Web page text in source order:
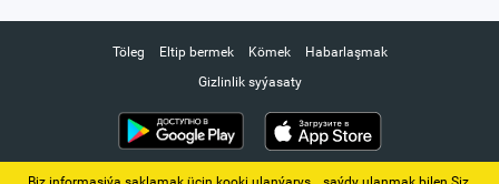
Töleg Eltip bermek Kömek
Habarlaşmak
Gizlinlik syýasaty